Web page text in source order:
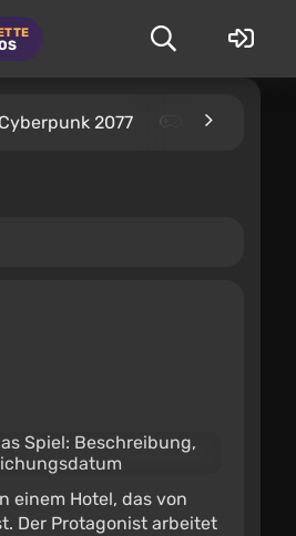
Cyberpunk 2077 Kingdom
einem Hotel, das von
Der Protagonist arbeitet